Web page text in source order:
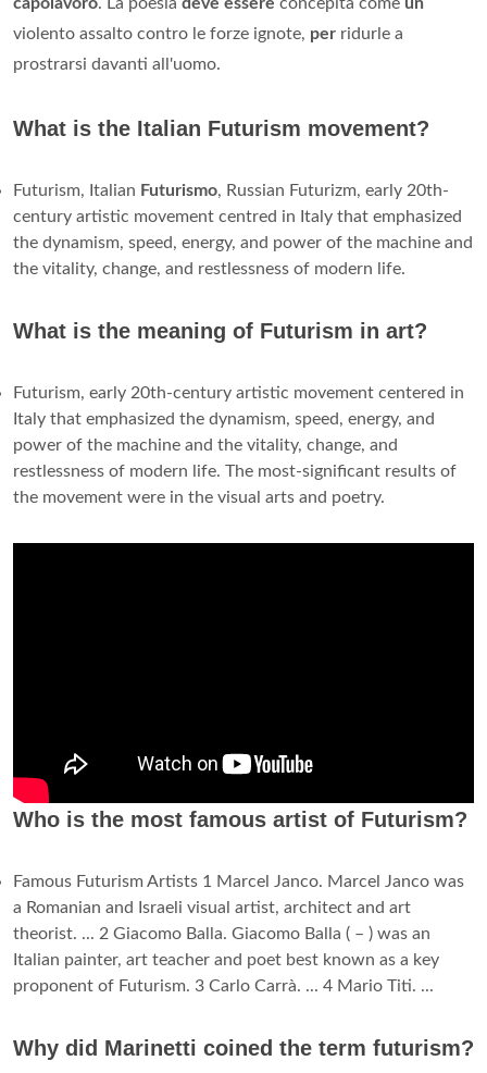
capolavoro. La poesia deve essere concepita come un
violento assalto contro le forze ignote, per ridurle a
prostrarsi davanti all'uomo.
What is the Italian Futurism movement?
Futurism, Italian Futurismo, Russian Futurizm, early 20th-
century artistic movement centred in Italy that emphasized
the dynamism, speed, energy, and power of the machine and
the vitality, change, and restlessness of modern life.
What is the meaning of Futurism in art?
Futurism, early 20th-century artistic movement centered in
Italy that emphasized the dynamism, speed, energy, and
power of the machine and the vitality, change, and
restlessness of modern life. The most-significant results of
the movement were in the visual arts and poetry.
Who is the most famous artist of Futurism?
Famous Futurism Artists 1 Marcel Janco. Marcel Janco was
a Romanian and Israeli visual artist, architect and art
theorist. ... 2 Giacomo Balla. Giacomo Balla ( – ) was an
Italian painter, art teacher and poet best known as a key
proponent of Futurism. 3 Carlo Carrà. ... 4 Mario Titi. ...
Why did Marinetti coined the term futurism?